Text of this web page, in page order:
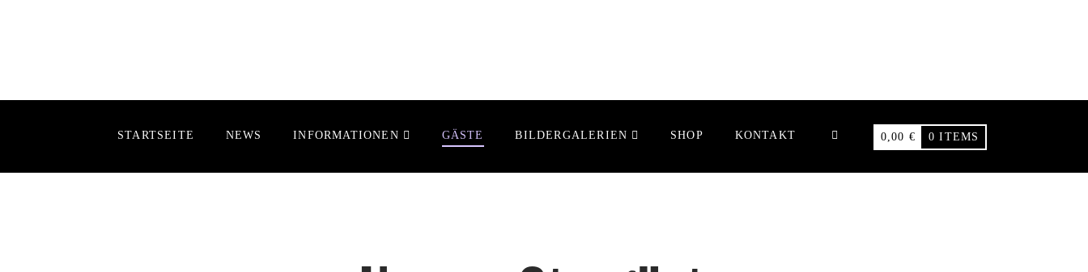
STARTSEITE NEWS INFORMATIONEN GÄSTE BILDERGALERIEN SHOP KONTAKT 0,00 € 0 ITEMS